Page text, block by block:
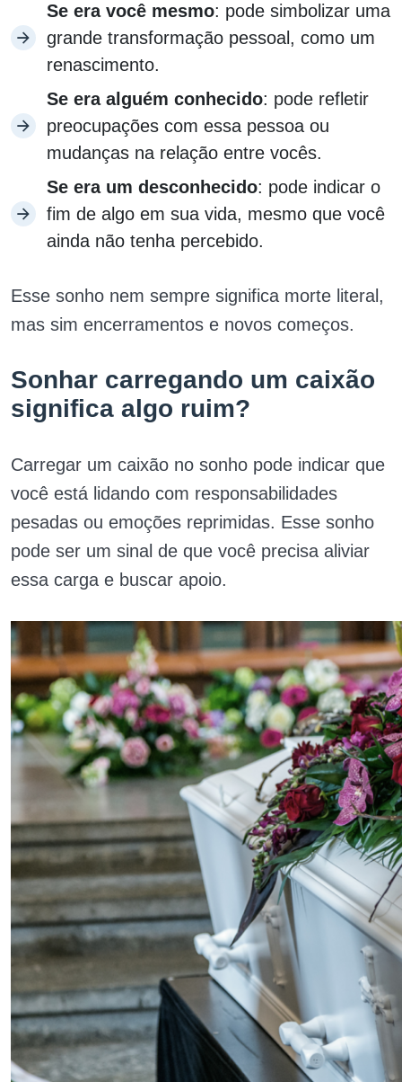
Se era você mesmo: pode simbolizar uma
grande transformação pessoal, como um
renascimento.
Se era alguém conhecido: pode refletir
preocupações com essa pessoa ou
mudanças na relação entre vocês.
Se era um desconhecido: pode indicar o
fim de algo em sua vida, mesmo que você
ainda não tenha percebido.
Esse sonho nem sempre significa morte literal,
mas sim encerramentos e novos começos.
Sonhar carregando um caixão
significa algo ruim?
Carregar um caixão no sonho pode indicar que
você está lidando com responsabilidades
pesadas ou emoções reprimidas. Esse sonho
pode ser um sinal de que você precisa aliviar
essa carga e buscar apoio.